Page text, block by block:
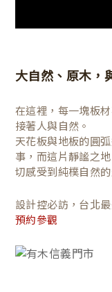
大自然、原木，
在這裡，每一塊板
接著人與自然。
天花板與地板的圓
事，而這片靜謐之
切感受到純樸自然
設計控必訪，台北
預約參觀